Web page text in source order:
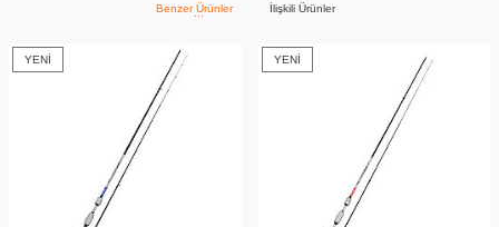
Benzer Ürünler İlişkili Ürünler
YENI YENI